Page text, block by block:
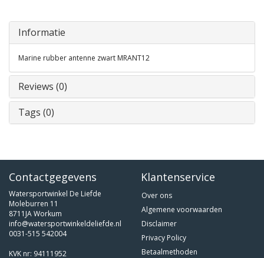
Informatie
Marine rubber antenne zwart MRANT12
Reviews (0)
Tags (0)
Contactgegevens
Watersportwinkel De Liefde
Moleburren 11
8711JA Workum
info@watersportwinkeldeliefde.nl
0031-515 542004
KVK nr: 94111952
Klantenservice
Over ons
Algemene voorwaarden
Disclaimer
Privacy Policy
Betaalmethoden